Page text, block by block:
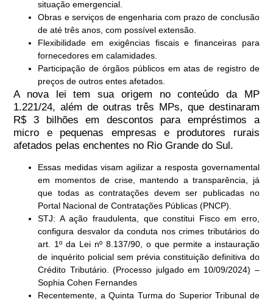
situação emergencial.
Obras e serviços de engenharia com prazo de conclusão
de até três anos, com possível extensão.
Flexibilidade em exigências fiscais e financeiras para
fornecedores em calamidades.
Participação de órgãos públicos em atas de registro de
preços de outros entes afetados.
A nova lei tem sua origem no conteúdo da MP
1.221/24, além de outras três MPs, que destinaram
R$ 3 bilhões em descontos para empréstimos a
micro e pequenas empresas e produtores rurais
afetados pelas enchentes no Rio Grande do Sul.
Essas medidas visam agilizar a resposta governamental
em momentos de crise, mantendo a transparência, já
que todas as contratações devem ser publicadas no
Portal Nacional de Contratações Públicas (PNCP).
STJ: A ação fraudulenta, que constitui Fisco em erro,
configura desvalor da conduta nos crimes tributários do
art. 1º da Lei nº 8.137/90, o que permitea instauração
de inquérito policial sem prévia constituição definitiva do
Crédito Tributário.(Processo julgado em 10/09/2024) –
Sophia Cohen Fernandes
Recentemente, a Quinta Turma do Superior Tribunal de